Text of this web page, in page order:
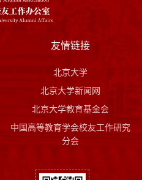
友情链接
北京大学
北京大学新闻网
北京大学教育基金会
中国高等教育学会校友工作研究
分会